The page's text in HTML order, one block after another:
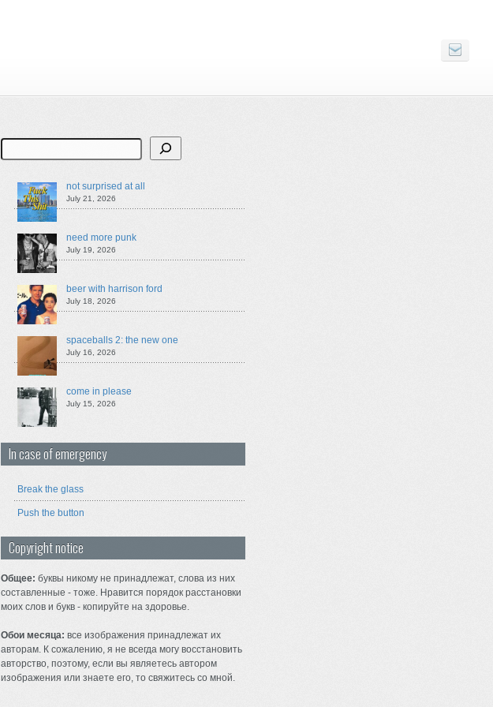
Search
not surprised at all
July 21, 2026
need more punk
July 19, 2026
beer with harrison ford
July 18, 2026
spaceballs 2: the new one
July 16, 2026
come in please
July 15, 2026
In case of emergency
Break the glass
Push the button
Copyright notice
Общее: буквы никому не принадлежат, слова из них
составленные - тоже. Нравится порядок расстановки
моих слов и букв - копируйте на здоровье.
Обои месяца: все изображения принадлежат их
авторам. К сожалению, я не всегда могу восстановить
авторство, поэтому, если вы являетесь автором
изображения или знаете его, то свяжитесь со мной.